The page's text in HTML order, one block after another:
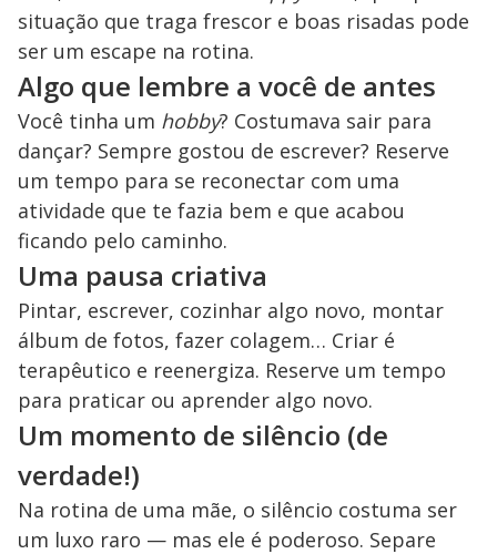
situação que traga frescor e boas risadas pode
ser um escape na rotina.
Algo que lembre a você de antes
Você tinha um hobby? Costumava sair para
dançar? Sempre gostou de escrever? Reserve
um tempo para se reconectar com uma
atividade que te fazia bem e que acabou
ficando pelo caminho.
Uma pausa criativa
Pintar, escrever, cozinhar algo novo, montar
álbum de fotos, fazer colagem… Criar é
terapêutico e reenergiza. Reserve um tempo
para praticar ou aprender algo novo.
Um momento de silêncio (de
verdade!)
Na rotina de uma mãe, o silêncio costuma ser
um luxo raro — mas ele é poderoso. Separe